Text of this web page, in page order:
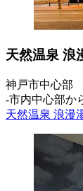
天然温泉 浪
神戸市中心部
‐市内中心部か
天然温泉 浪漫